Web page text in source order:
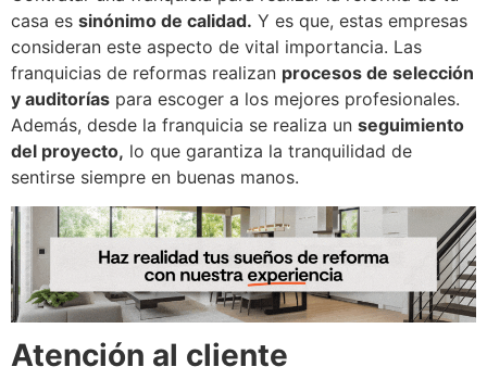
casa es sinónimo de calidad. Y es que, estas empresas
consideran este aspecto de vital importancia. Las
franquicias de reformas realizan procesos de selección
y auditorías para escoger a los mejores profesionales.
Además, desde la franquicia se realiza un seguimiento
del proyecto, lo que garantiza la tranquilidad de
sentirse siempre en buenas manos.
Atención al cliente